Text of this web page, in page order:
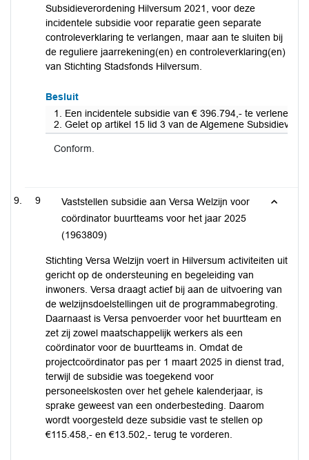
Subsidieverordening Hilversum 2021, voor deze
incidentele subsidie voor reparatie geen separate
controleverklaring te verlangen, maar aan te sluiten bij
de reguliere jaarrekening(en) en controleverklaring(en)
van Stichting Stadsfonds Hilversum.
Besluit
1. Een incidentele subsidie van € 396.794,- te verlenen
2. Gelet op artikel 15 lid 3 van de Algemene
Conform.
9
Vaststellen subsidie aan Versa Welzijn voor
coördinator buurtteams voor het jaar 2025
(1963809)
Stichting Versa Welzijn voert in Hilversum activiteiten uit
gericht op de ondersteuning en begeleiding van
inwoners. Versa draagt actief bij aan de uitvoering van
de welzijnsdoelstellingen uit de programmabegroting.
Daarnaast is Versa penvoerder voor het buurtteam en
zet zij zowel maatschappelijk werkers als een
coördinator voor de buurtteams in. Omdat de
projectcoördinator pas per 1 maart 2025 in dienst trad,
terwijl de subsidie was toegekend voor
personeelskosten over het gehele kalenderjaar, is
sprake geweest van een onderbesteding. Daarom
wordt voorgesteld deze subsidie vast te stellen op
€115.458,- en €13.502,- terug te vorderen.